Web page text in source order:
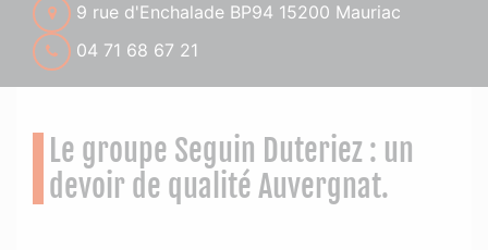
9 rue d'Enchalade BP94 15200 Mauriac
04 71 68 67 21
Le groupe Seguin Duteriez : un
devoir de qualité Auvergnat.